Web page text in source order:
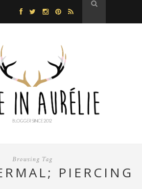
Browsing Tag
PIERCING